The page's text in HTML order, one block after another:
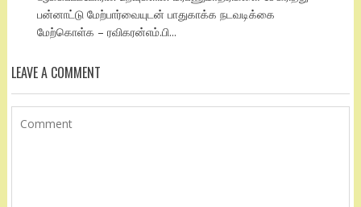
பன்னாட்டு மேற்பார்வையுடன் பாதுகாக்க நடவடிக்கை
மேற்கொள்க – ரவிகரன்எம்.பி...
LEAVE A COMMENT